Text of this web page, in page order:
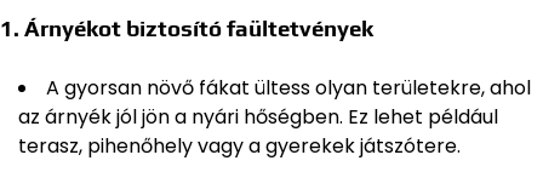
1. Árnyékot biztosító faültetvények
A gyorsan növő fákat ültess olyan területekre, ahol
az árnyék jól jön a nyári hőségben. Ez lehet például
terasz, pihenőhely vagy a gyerekek játszótere.